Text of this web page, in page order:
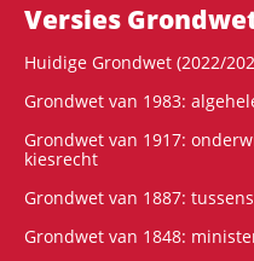
Versies
Huidige Grondwet (2022/
Grondwet van 1983:
Grondwet van 1917:
kiesrecht
Grondwet van 1887:
Grondwet van 1848: